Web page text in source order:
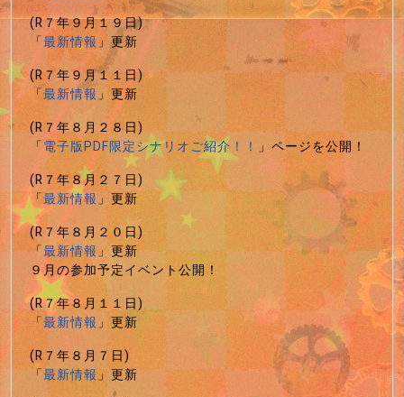
(R７年９月１９日)
「最新情報」更新
(R７年９月１１日)
「最新情報」更新
(R７年８月２８日)
「電子版PDF限定シナリオご紹介！！ 」ページを公開！
(R７年８月２７日)
「最新情報」更新
(R７年８月２０日)
「最新情報」更新
９月の参加予定イベント公開！
(R７年８月１１日)
「最新情報」更新
(R７年８月７日)
「最新情報」更新